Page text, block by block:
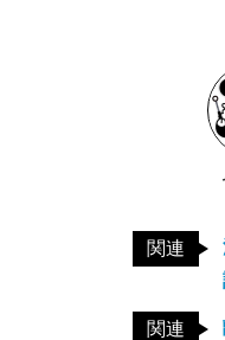
関連
関連